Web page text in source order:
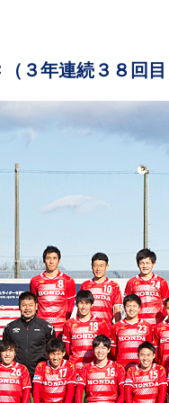
３年連続３８回